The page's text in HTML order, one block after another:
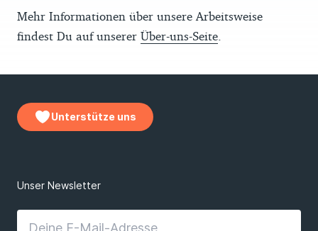
Mehr Informationen über unsere Arbeitsweise
findest Du auf unserer Über-uns-Seite
Unterstütze uns